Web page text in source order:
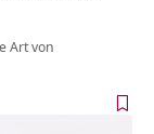
Art von